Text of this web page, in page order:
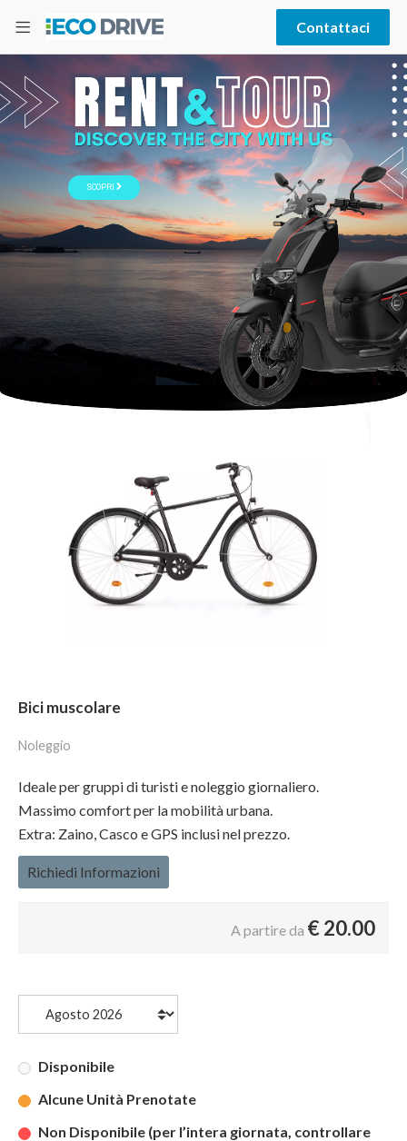
Contattaci
SCOPRI
Bici muscolare
Noleggio
Ideale per gruppi di turisti e noleggio giornaliero.
Massimo comfort per la mobilità urbana.
Extra: Zaino, Casco e GPS inclusi nel prezzo.
Richiedi Informazioni
A partire da €20.00
Disponibile
Alcune Unità Prenotate
Non Disponibile (per l’intera giornata, controllare